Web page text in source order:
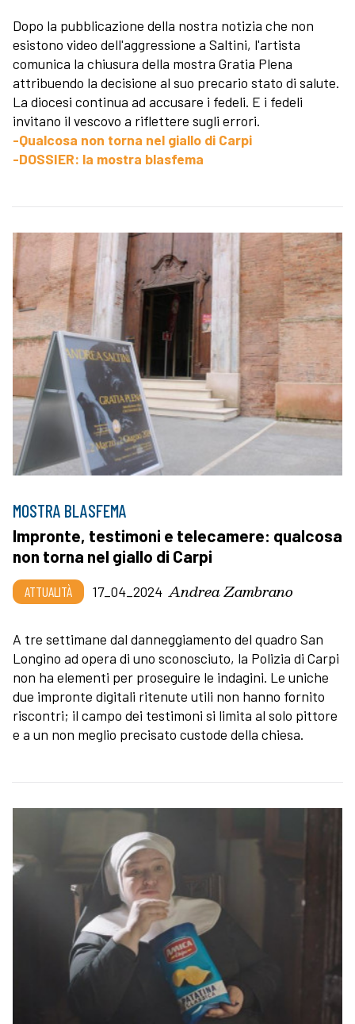
Dopo la pubblicazione della nostra notizia che non
esistono video dell'aggressione a Saltini, l'artista
comunica la chiusura della mostra Gratia Plena
attribuendo la decisione al suo precario stato di salute.
La diocesi continua ad accusare i fedeli. E i fedeli
invitano il vescovo a riflettere sugli errori.
-Qualcosa non torna nel giallo di Carpi
-DOSSIER: la mostra blasfema
MOSTRA BLASFEMA
Impronte, testimoni e telecamere: qualcosa
non torna nel giallo di Carpi
ATTUALITÀ 17_04_2024 Andrea Zambrano
A tre settimane dal danneggiamento del quadro San
Longino ad opera di uno sconosciuto, la Polizia di Carpi
non ha elementi per proseguire le indagini. Le uniche
due impronte digitali ritenute utili non hanno fornito
riscontri; il campo dei testimoni si limita al solo pittore
e a un non meglio precisato custode della chiesa.